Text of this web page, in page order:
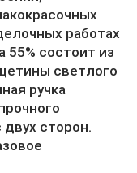
работах
55% состоит из
светлого
ручка
сторон.